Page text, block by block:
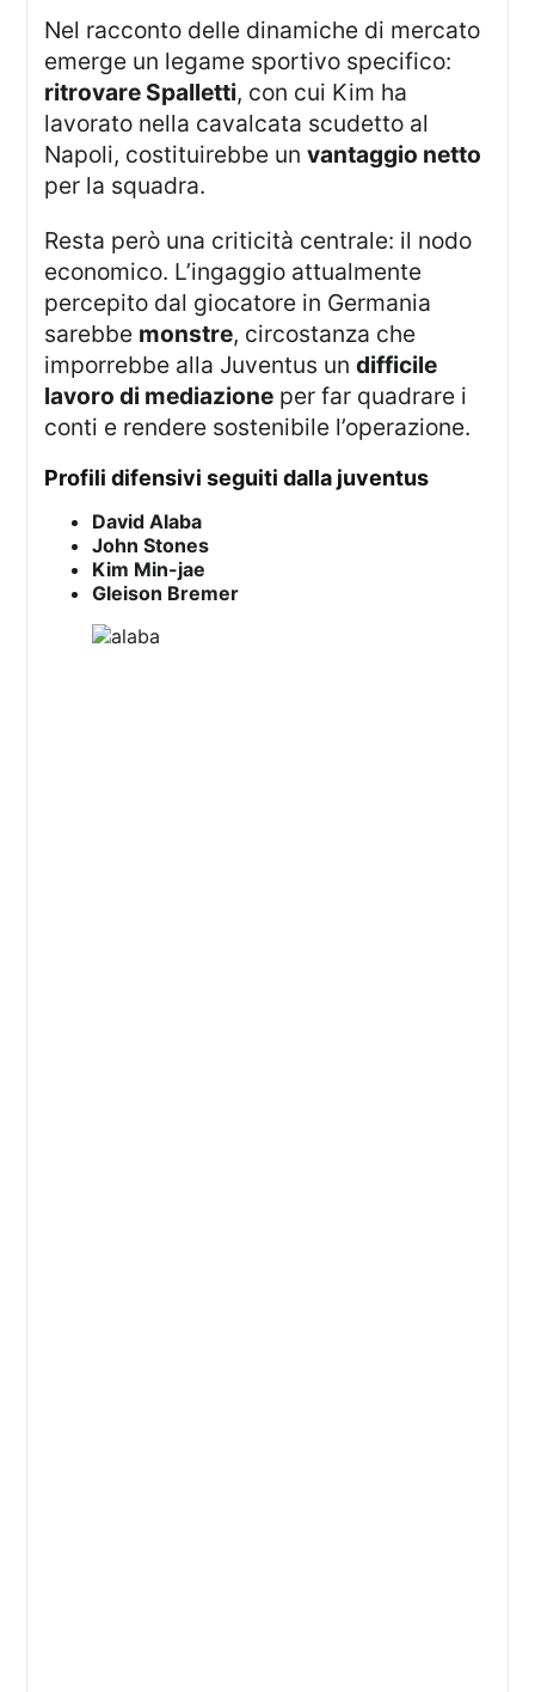
Nel racconto delle dinamiche di mercato
emerge un legame sportivo specifico:
ritrovare Spalletti, con cui Kim ha
lavorato nella cavalcata scudetto al
Napoli, costituirebbe unvantaggio netto
per la squadra.
Resta però una criticità centrale: il nodo
economico. L’ingaggio attualmente
percepito dal giocatore in Germania
sarebbe monstre, circostanza che
imporrebbe alla Juventus undifficile
lavoro di mediazione per far quadrare i
conti e rendere sostenibile l’operazione.
profili difensivi seguiti dalla juventus
David Alaba
John Stones
Kim Min-jae
Gleison Bremer